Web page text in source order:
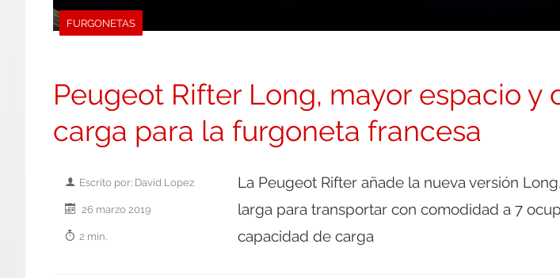
FURGONETAS
Peugeot Rifter Long, mayor espacio y
carga para la furgoneta francesa
Escrito por: David Lopez
26 marzo 2019
2 min.
La Peugeot Rifter añade la nueva versión
larga para transportar con comodidad a 7
capacidad de carga